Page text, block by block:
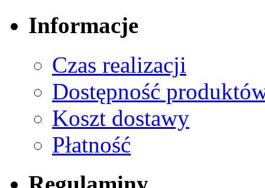
Informacje
Czas realizacji
Dostępność
Koszt dostawy
Płatność